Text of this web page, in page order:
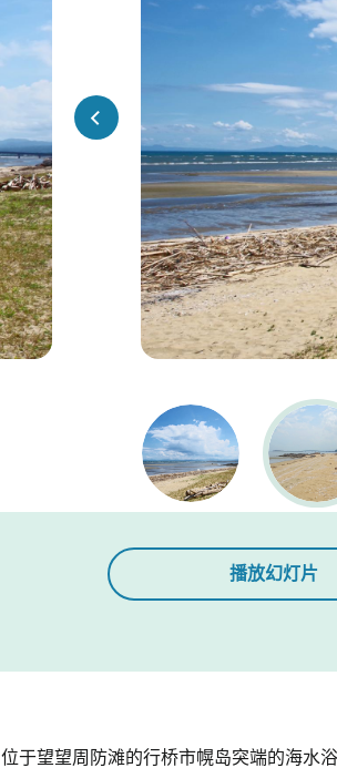
播放幻灯片
位于望望周防滩的行桥市幌岛突端的海水